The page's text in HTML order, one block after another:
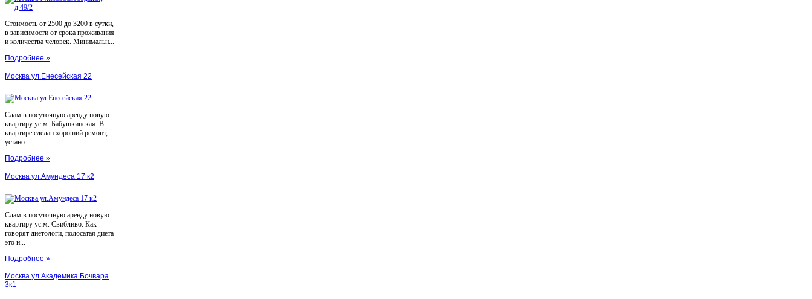
Стоимость от 2500 до 3200 в сутки,
в зависимости от срока проживания
и количества человек. Минимальн...
Подробнее »
Москва ул.Енесейская 22
Сдам в посуточную аренду новую
квартиру ус.м. Бабушкинская. В
квартире сделан хороший ремонт,
устано...
Подробнее »
Москва ул.Амундеса 17 к2
Сдам в посуточную аренду новую
квартиру ус.м. Свибливо. Как
говорят диетологи, полосатая диета
это н...
Подробнее »
Москва ул.Академика Бочвара
3к1